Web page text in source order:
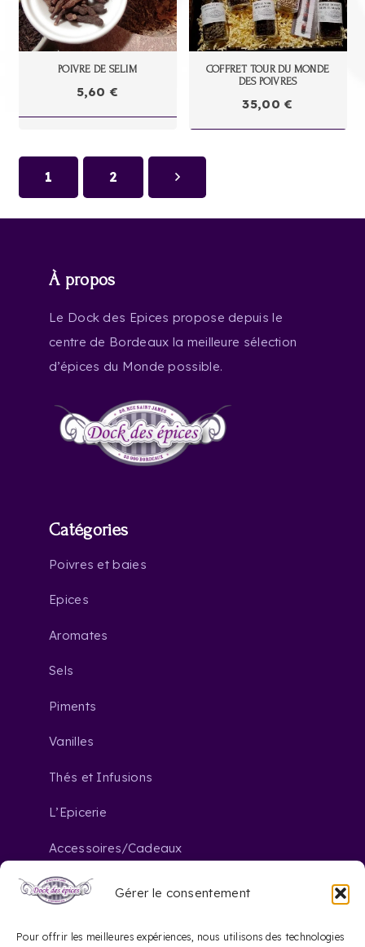
Gérer le consentement
Pour offrir les meilleures expériences, nous utilisons des technologies
POIVRE DE SELIM
5,60€
COFFRET TOUR DU MONDE
DES POIVRES
35,00€
1 2
À propos
Le Dock des Epices propose depuis le
centre de Bordeaux la meilleure sélection
d’épices du Monde possible.
Catégories
Poivres et baies
Epices
Aromates
Sels
Piments
Vanilles
Thés et Infusions
L’Epicerie
Accessoires/Cadeaux
Nous contacter